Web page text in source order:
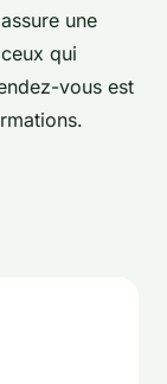
une
qui
vous est